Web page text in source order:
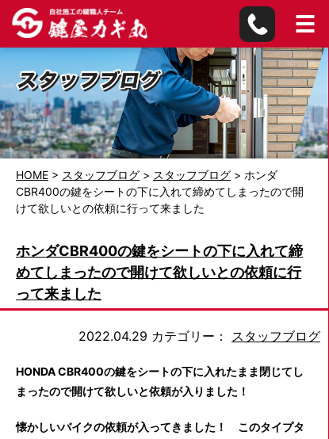
HOME > スタッフブログ > スタッフブログ > ホンダ
CBR400の鍵をシートの下に入れて締めてしまったので開
けて欲しいとの依頼に行って来ました
ホンダCBR400の鍵をシートの下に入れて締
めてしまったので開けて欲しいとの依頼に行
って来ました
2022.04.29 カテゴリー： スタッフブログ
HONDA CBR400の鍵をシートの下に入れたまま閉じてし
まったので開けて欲しいと依頼が入りました！
懐かしいバイクの依頼が入ってきました！ このタイプタ